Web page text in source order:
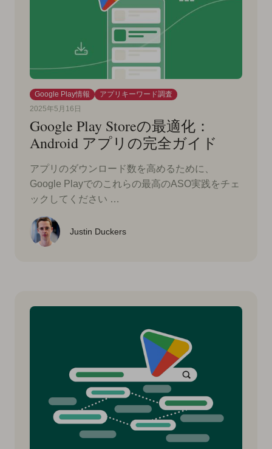
Google Play情報
アプリキーワード調査
2025年5月16日
Google Play Storeの最適化：
Android アプリの完全ガイド
アプリのダウンロード数を高めるために、
Google Playでのこれらの最高のASO実践をチェ
ックしてください …
Justin Duckers